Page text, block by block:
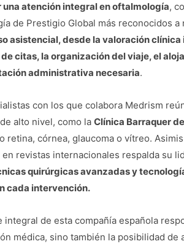
una atención integral en oftalmología,
de Prestigio Global más reconocidos
asistencial, desde la valoración
citas, la organización del viaje, el
administrativa necesaria.
con los que colabora Medrism
alto nivel, como la Clínica Barraquer
retina, córnea, glaucoma o vítreo.
revistas internacionales respalda su
quirúrgicas avanzadas y
cada intervención.
integral de esta compañía española
médica, sino también la posibilidad